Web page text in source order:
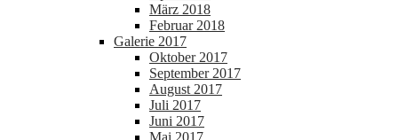
März 2018
Februar 2018
Galerie 2017
Oktober 2017
September 2017
August 2017
Juli 2017
Juni 2017
Mai 2017